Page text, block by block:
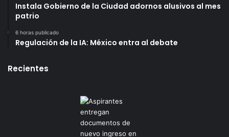
Instala Gobierno de la Ciudad adornos alusivos al mes
patrio
6 horas publicado
Regulación de la IA: México entra al debate
Recientes